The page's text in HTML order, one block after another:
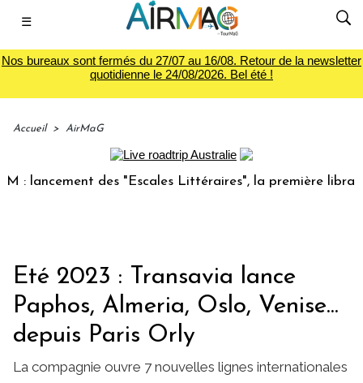
☰
Nos bureaux sont fermés du 27/07 au 16/08. Retour de la newsletter
quotidienne le 24/08/2026. Bel été !
Accueil > AirMaG
des "Escales Littéraires", la première librairie du
Eté 2023 : Transavia lance
Paphos, Almeria, Oslo, Venise...
depuis Paris Orly
La compagnie ouvre 7 nouvelles lignes internationales